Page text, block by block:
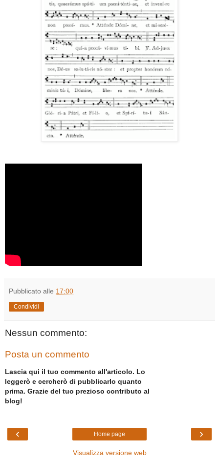
Pubblicato alle 17:00
Condividi
Nessun commento:
Posta un commento
Lascia qui il tuo commento all'articolo. Lo
leggerò e cercherò di pubblicarlo quanto
prima. Grazie del tuo prezioso contributo al
blog!
‹ ›
Home page
Visualizza versione web